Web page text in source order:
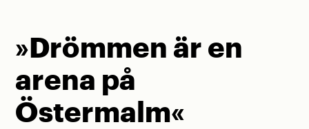
»Drömmen är en
arena på
Östermalm«